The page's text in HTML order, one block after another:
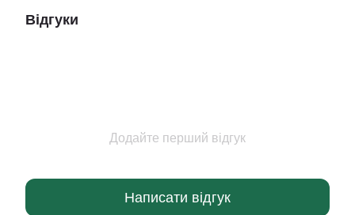
Відгуки
Додайте перший відгук
Написати відгук